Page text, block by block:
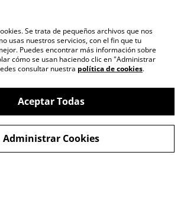
Privacidad
Cookies
Blogs
Se trata de pequeños archivos que nos
usas nuestros servicios, con el fin que tu
Puedes encontrar más información sobre
cómo se usan haciendo clic en "Administrar
consultar nuestra política de cookies.
Aceptar Todas
Administrar Cookies